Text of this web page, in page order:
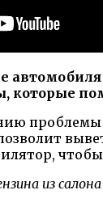
которые
проблемы
из